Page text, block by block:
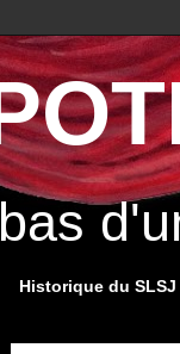
Historique du SLSJ